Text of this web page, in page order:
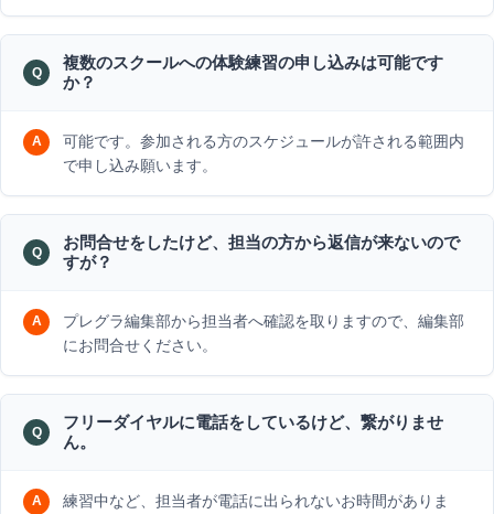
複数のスクールへの体験練習の申し込みは可能です
か？
可能です。参加される方のスケジュールが許される範囲内
で申し込み願います。
お問合せをしたけど、担当の方から返信が来ないので
すが？
プレグラ編集部から担当者へ確認を取りますので、編集部
にお問合せください。
フリーダイヤルに電話をしているけど、繋がりませ
ん。
練習中など、担当者が電話に出られないお時間がありま